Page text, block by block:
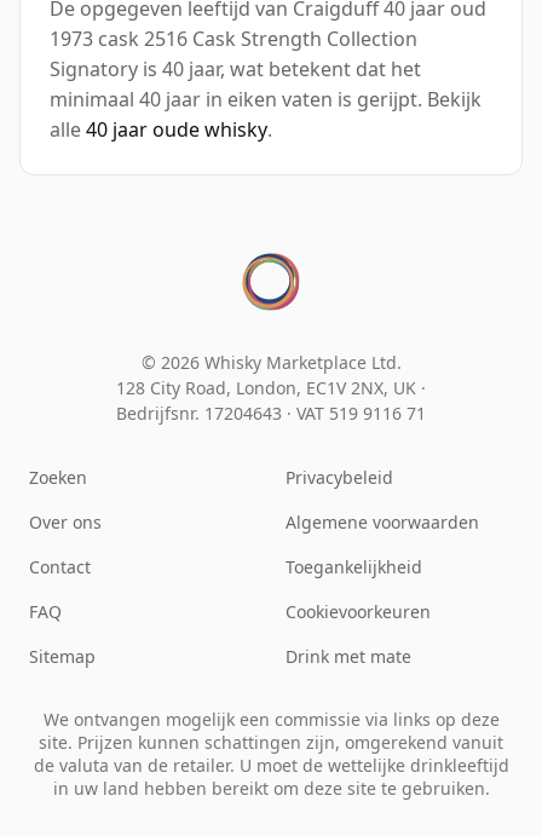
De opgegeven leeftijd van Craigduff 40 jaar oud
1973 cask 2516 Cask Strength Collection
Signatory is 40 jaar, wat betekent dat het
minimaal 40 jaar in eiken vaten is gerijpt. Bekijk
alle40 jaar oude whisky.
© 2026 Whisky Marketplace Ltd.
128 City Road, London, EC1V 2NX, UK ·
Bedrijfsnr. 17204643 · VAT 519 9116 71
Zoeken
Over ons
Contact
FAQ
Sitemap
Privacybeleid
Algemene voorwaarden
Toegankelijkheid
Cookievoorkeuren
Drink met mate
We ontvangen mogelijk een commissie via links op deze
site. Prijzen kunnen schattingen zijn, omgerekend vanuit
de valuta van de retailer. U moet de wettelijke drinkleeftijd
in uw land hebben bereikt om deze site te gebruiken.